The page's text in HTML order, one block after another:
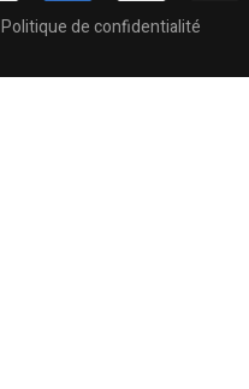
Politique de confidentialité